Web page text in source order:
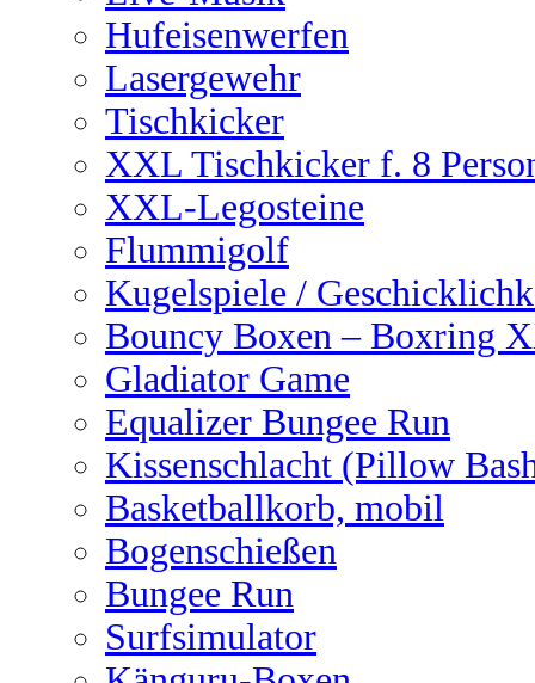
Hufeisenwerfen
Lasergewehr
Tischkicker
XXL Tischkicker f. 8
XXL-Legosteine
Flummigolf
Kugelspiele /
Bouncy Boxen – Boxring
Gladiator Game
Equalizer Bungee Run
Kissenschlacht (Pillow
Basketballkorb, mobil
Bogenschießen
Bungee Run
Surfsimulator